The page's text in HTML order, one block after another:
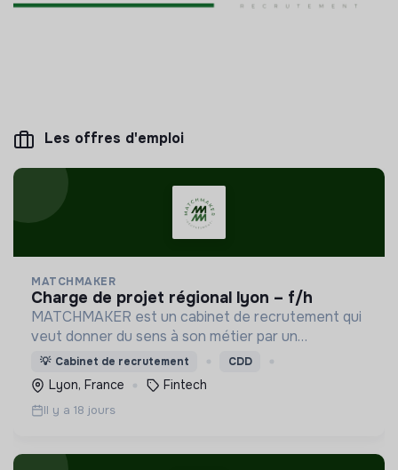
Les offres d'emploi
MATCHMAKER
charge de projet régional lyon – f/h
MATCHMAKER est un cabinet de recrutement qui
veut donner du sens à son métier par un
accompagnement personnalisé de ses candidats.
💡 Cabinet de recrutement CDD
Lyon, France Fintech
Il y a 18 jours